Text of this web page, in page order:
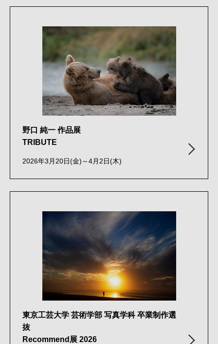
野口 純一 作品展
TRIBUTE
2026年3月20日(金)～4月2日(木)
東京工芸大学 芸術学部 写真学科 卒業制作選
抜
Recommend展 2026